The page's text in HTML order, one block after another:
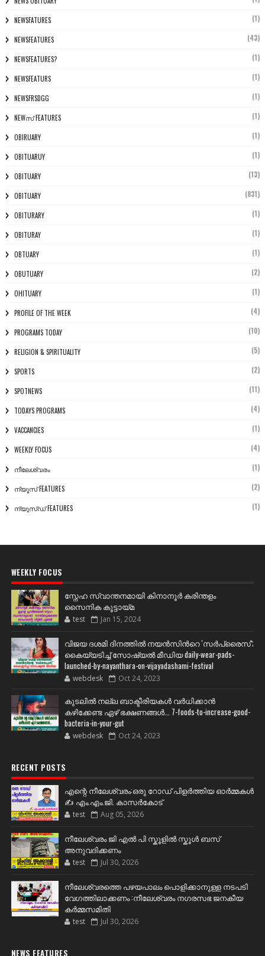
NEWSFATURES (1)
NEWSFEATURES (43)
NEWSFEATURES? (1)
NEWSFEATURS (1)
NEWSFRSDGG (1)
NEWസ് FEATURES (1)
OBIRUARY (1)
OBITUARUY (1)
OBITUARY (13)
OBITUARY (831)
OBITURARY (1)
OBITURAY (1)
OBTUARY (1)
OBUTUARY (2)
OHITUARY (1)
PROFILE OF THE WEEK (4)
PROGRAMS TODAY (10)
RELIGION & SPIRITUALITY (5)
SPORTS (2)
SPOTNEWS (11)
TODAYS PROGRAMS (4)
VACCANCIES (1)
WEEKLY FOCUS (4)
നീലേശ്വരം (1)
ന്യൂസ് FEATURES (2)
ന്യൂസ്ഡ് FEATURES (1)
WEEKLY FOCUS
സ്നേഹ സ്വാന്തനമായി കിനാനൂർ കരിന്തളം
സൈനിക കൂട്ടായ്മ
test Jan 15, 2024
വിജയ ദശമി ദിനത്തില്‍ നയന്‍സിന്‍റെ 'സര്‍പ്രൈസ്';
കൈയ്യടിച്ച് സോഷ്യല്‍ മീഡിയ daily-wear-pads-
launched-by-nayanthara-on-vijayadashami-festival
webdesk Oct 24, 2023
കുടലിൽ നല്ല ബാക്ടീരിയകൾ വര്‍ധിക്കാന്‍
കഴിക്കേണ്ട ഏഴ് ഭക്ഷണങ്ങള്‍... 7-foods-to-increase-good-
bacteria-in-your-gut
webdesk Oct 24, 2023
RECENT POSTS
എന്റെ നീലേശ്വരം:ഒരു റോഡ് പിളർത്തിയ ഓർമ്മകൾ
✍️ എം.എം.ജി. കാസർകോട്
test Aug 05, 2026
നീലേശ്വരം ജി എൽ പി സ്കൂളിൽ സ്കൂൾ ബസ്
അനുവദിക്കണം
test Jul 30, 2026
നീലേശ്വരത്തെ പഴയപാലം പൊളിക്കാനുള്ള നടപടി
വേഗത്തിലാക്കണം :നീലേശ്വരം നഗരസഭ ജനകീയ
കർമ്മസമിതി
test Jul 30, 2026
NEWS FEATURES